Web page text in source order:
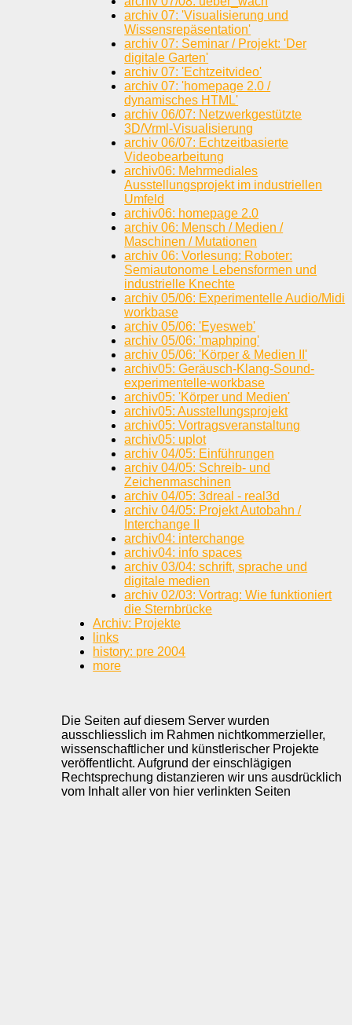
archiv 07: 'Visualisierung und
Wissensrepäsentation'
archiv 07: Seminar / Projekt: 'Der
digitale Garten'
archiv 07: 'Echtzeitvideo'
archiv 07: 'homepage 2.0 /
dynamisches HTML'
archiv 06/07: Netzwerkgestützte
3D/Vrml-Visualisierung
archiv 06/07: Echtzeitbasierte
Videobearbeitung
archiv06: Mehrmediales
Ausstellungsprojekt im industriellen
Umfeld
archiv06: homepage 2.0
archiv 06: Mensch / Medien /
Maschinen / Mutationen
archiv 06: Vorlesung: Roboter:
Semiautonome Lebensformen und
industrielle Knechte
archiv 05/06: Experimentelle Audio/Midi
workbase
archiv 05/06: 'Eyesweb'
archiv 05/06: 'maphping'
archiv 05/06: 'Körper & Medien II'
archiv05: Geräusch-Klang-Sound-
experimentelle-workbase
archiv05: 'Körper und Medien'
archiv05: Ausstellungsprojekt
archiv05: Vortragsveranstaltung
archiv05: uplot
archiv 04/05: Einführungen
archiv 04/05: Schreib- und
Zeichenmaschinen
archiv 04/05: 3dreal - real3d
archiv 04/05: Projekt Autobahn /
Interchange II
archiv04: interchange
archiv04: info spaces
archiv 03/04: schrift, sprache und
digitale medien
archiv 02/03: Vortrag: Wie funktioniert
die Sternbrücke
Archiv: Projekte
links
history: pre 2004
more
Die Seiten auf diesem Server wurden
ausschliesslich im Rahmen nichtkommerzieller,
wissenschaftlicher und künstlerischer Projekte
veröffentlicht. Aufgrund der einschlägigen
Rechtsprechung distanzieren wir uns ausdrücklich
vom Inhalt aller von hier verlinkten Seiten